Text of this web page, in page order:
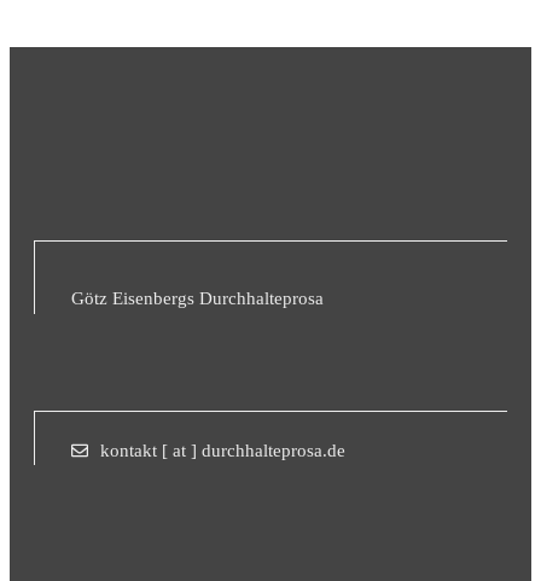
Götz Eisenbergs Durchhalteprosa
kontakt [ at ] durchhalteprosa.de